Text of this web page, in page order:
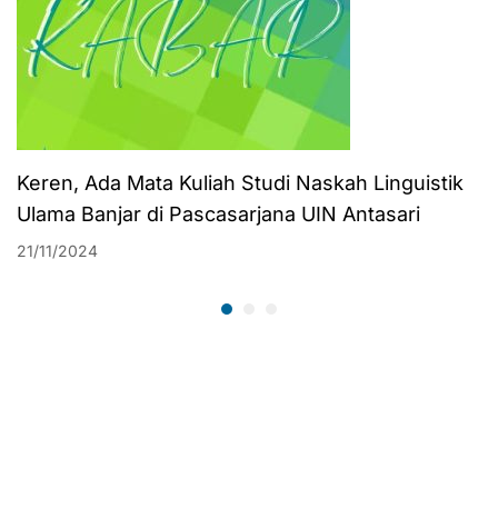
Keren, Ada Mata Kuliah Studi Naskah Linguistik
Ulama Banjar di Pascasarjana UIN Antasari
21/11/2024